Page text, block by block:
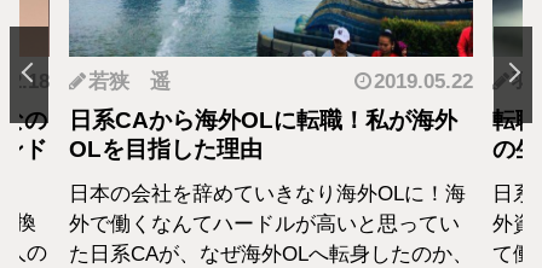
の
ド
換
人の
若狭 遥 2019.05.22
日系CAから海外OLに転職！私が海外
OLを目指した理由
日本の会社を辞めていきなり海外OLに！海
外で働くなんてハードルが高いと思ってい
た日系CAが、なぜ海外OLへ転身したのか、
羽
転
の
日
外資
て働